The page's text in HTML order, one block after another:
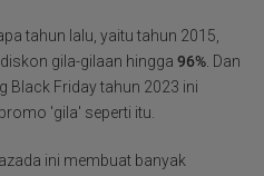
tahun lalu, yaitu tahun 2015,
gila-gilaan hingga 96% . Dan
Black Friday tahun 2023 ini
'gila' seperti itu.
ini membuat banyak